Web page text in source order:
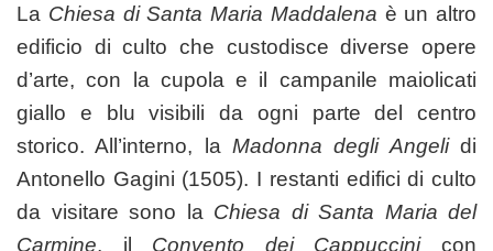
La Chiesa di Santa Maria Maddalena è un altro
edificio di culto che custodisce diverse opere
d’arte, con la cupola e il campanile maiolicati
giallo e blu visibili da ogni parte del centro
storico. All’interno, la Madonna degli Angeli di
Antonello Gagini (1505). I restanti edifici di culto
da visitare sono la Chiesa di Santa Maria del
Carmine, il Convento dei Cappuccinicon